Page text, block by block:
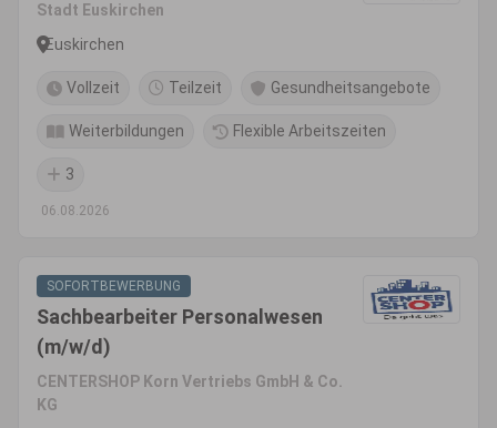
Stadt Euskirchen
Euskirchen
Vollzeit Teilzeit Gesundheitsangebote
Weiterbildungen Flexible Arbeitszeiten
3
06.08.2026
SOFORTBEWERBUNG
Sachbearbeiter Personalwesen
(m/w/d)
CENTERSHOP Korn Vertriebs GmbH & Co.
KG